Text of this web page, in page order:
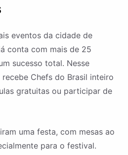
eventos da cidade de
conta com mais de 25
sucesso total. Nesse
Chefs do Brasil inteiro
gratuitas ou participar de
uma festa, com mesas ao
para o festival.